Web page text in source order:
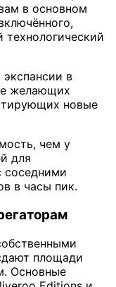
в основном
в
желающих
новые
чем у
для
соседними
в часы пик.
площади
Основные